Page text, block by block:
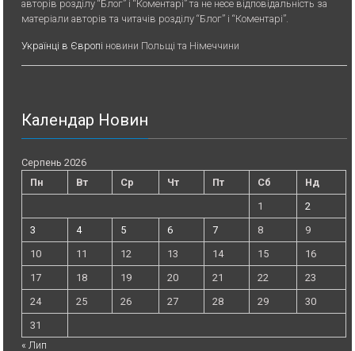
авторів розділу “Блог” і “Коментарі” та не несе відповідальність за
матеріали авторів та читачів розділу “Блог” і “Коментарі”.
Українці в Європі новини Польщі та Німеччини
Календар Новин
Серпень 2026
Пн
Вт Ср Чт Пт Сб
Нд
1
2
3
4 5 6 7 8
9
10
11 12 13 14 15
16
17
18 19 20 21 22
23
24
25 26 27 28 29
30
31
« Лип